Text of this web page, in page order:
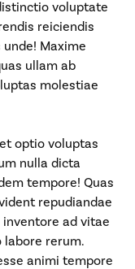
voluptate
reiciendis
Maxime
ullam ab
molestiae
optio voluptas
nulla dicta
tempore! Quas
repudiandae
ad vitae
rerum.
animi tempore